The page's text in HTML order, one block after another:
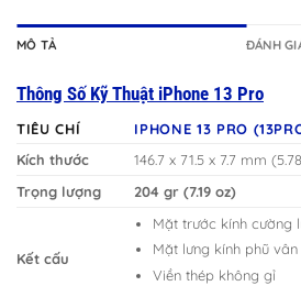
MÔ TẢ ĐÁNH
Thông Số Kỹ Thuật iPhone 13 Pro
TIÊU CHÍ
IPHONE 13 PRO
Kích thước
146.7 x 71.5 x 7.7 mm
Trọng lượng
204 gr (7.19 oz)
Kết cấu
Mặt trước kính cường
Mặt lưng kính phũ vân
Viền thép không gỉ